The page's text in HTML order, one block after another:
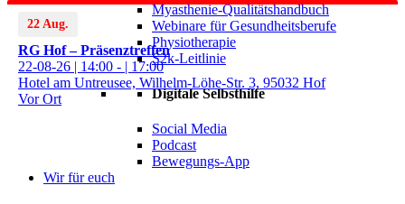
Myasthenie-Qualitätshandbuch
Webinare für Gesundheitsberufe
Physiotherapie
S2k-Leitlinie
Digitale Selbsthilfe
Social Media
Podcast
Bewegungs-App
Wir für euch
22 Aug.
RG Hof – Präsenztreffen
22-08-26 | 14:00 - | 17:00
Hotel am Untreusee, Wilhelm-Löhe-Str. 3, 95032 Hof
Vor Ort